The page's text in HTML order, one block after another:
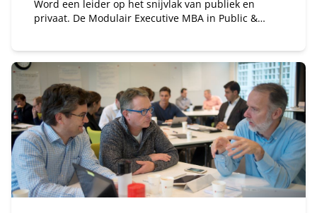
Word een leider op het snijvlak van publiek en
privaat. De Modulair Executive MBA in Public &